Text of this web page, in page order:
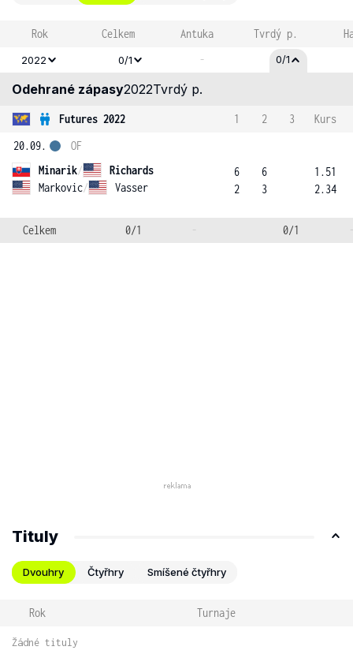
Rok Celkem Antuka Tvrdý p.
2022 0/1 - 0/1
Odehrané zápasy2022Tvrdý p.
Futures 2022 1 2 3
Kurs
20.09.
Minarik/
Richards
Markovic/ Vasser
OF
6
2
6
3
1.51
2.34
Celkem 0/1 - 0/1
Tituly
Dvouhry Čtyřhry Smíšené čtyřhry
Rok Turnaje
Žádné tituly